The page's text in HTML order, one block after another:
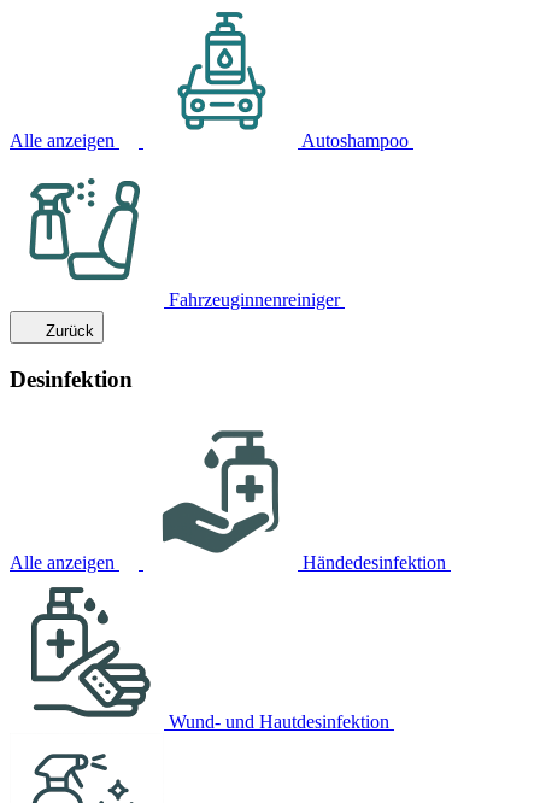
Alle anzeigen Autoshampoo
Fahrzeuginnenreiniger
Zurück
Desinfektion
Alle anzeigen Händedesinfektion
Wund- und Hautdesinfektion